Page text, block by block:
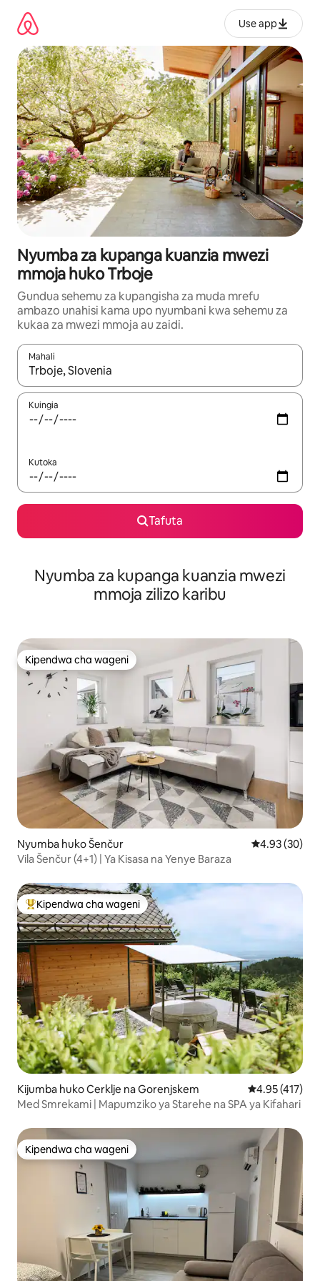
kwenda
kwenye
maudhui
Use app
Nyumba za kupanga kuanzia mwezi
mmoja huko Trboje
Gundua sehemu za kupangisha za muda mrefu
ambazo unahisi kama upo nyumbani kwa sehemu za
kukaa za mwezi mmoja au zaidi.
Mahali
Wakati matokeo yanapatikana, vinjari kwa kutumia vitufe vya
Kuingia
Kutoka
Tafuta
Nyumba za kupanga kuanzia mwezi
mmoja zilizo karibu
Kipendwa cha wageni
Kipendwa cha wageni
Nyumba huko Šenčur Ukadiriaji wa
4.93 (30)
Vila Šenčur (4+1) | Ya Kisasa na Yenye Baraza
Kipendwa maarufu cha wageni
Kipendwa cha wageni
Kijumba huko Cerklje na Gorenjskem Ukadiriaji wa
4.95 (417)
Med Smrekami | Mapumziko ya Starehe na SPA ya Kifahari
Kipendwa cha wageni
Kipendwa cha wageni